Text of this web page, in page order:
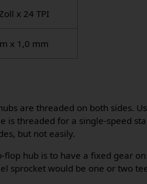
x 24 TPI
x 1,0 mm
are threaded on both sides.
is threaded for a single-speed
but not easily.
flop hub is to have a fixed gear
sprocket would be one or two